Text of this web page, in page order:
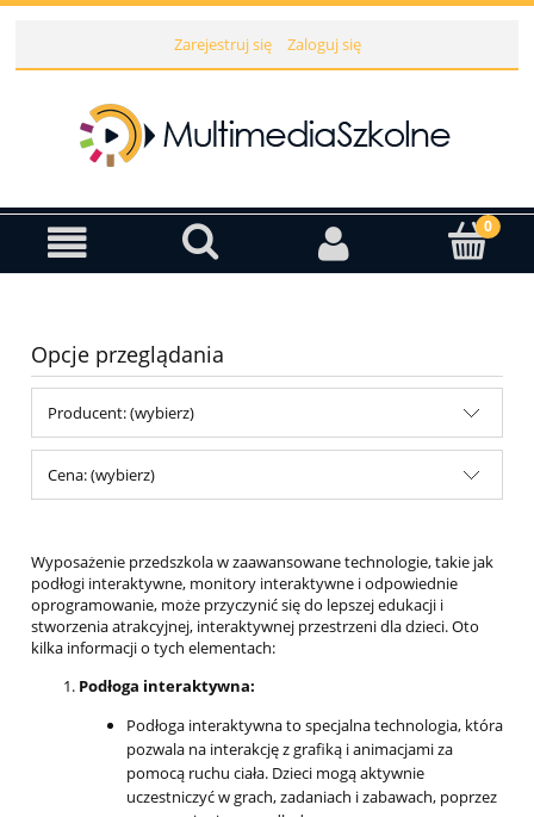
Zarejestruj się Zaloguj się
Opcje przeglądania
Producent: (wybierz)
Cena: (wybierz)
Wyposażenie przedszkola w zaawansowane technologie, takie jak
podłogi interaktywne, monitory interaktywne i odpowiednie
oprogramowanie, może przyczynić się do lepszej edukacji i
stworzenia atrakcyjnej, interaktywnej przestrzeni dla dzieci. Oto
kilka informacji o tych elementach:
Podłoga interaktywna:
Podłoga interaktywna to specjalna technologia, która
pozwala na interakcję z grafiką i animacjami za
pomocą ruchu ciała. Dzieci mogą aktywnie
uczestniczyć w grach, zadaniach i zabawach, poprzez